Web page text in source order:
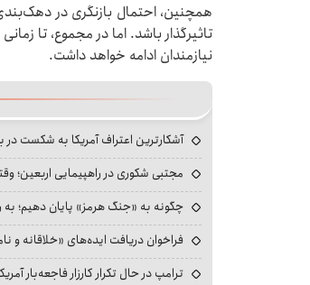
همچنین، احتمال بازنگری در
تاثیرگذار باشد. اما در مجموع، تا
نیازمندان ادامه خواهد داشت.
آشکارترین اعتراف آمریکا به شکست در
مجتبی شکوری در راهپیمایی اربعین؛
چگونه به «جنگ هرمز» پایان دهیم؛ به
فراخوان دریافت ایده‌های «خلاقانه و
ترامپ در حال تکرار کارزار فاجعه‌بار